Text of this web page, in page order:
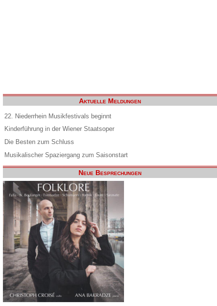
Aktuelle Meldungen
22. Niederrhein Musikfestivals beginnt
Kinderführung in der Wiener Staatsoper
Die Besten zum Schluss
Musikalischer Spaziergang zum Saisonstart
Neue Besprechungen